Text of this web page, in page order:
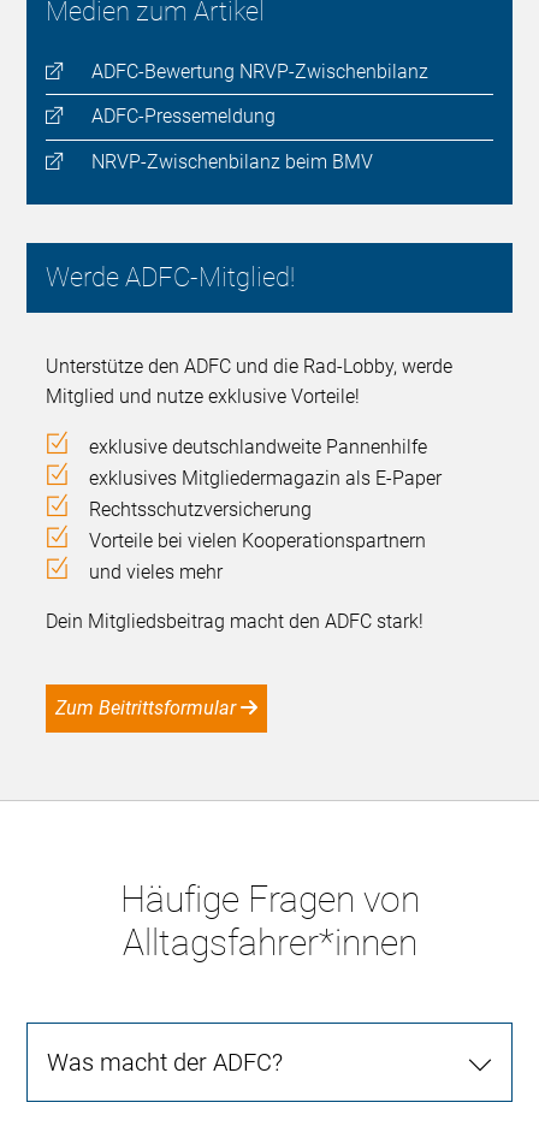
Medien zum Artikel
ADFC-Bewertung NRVP-Zwischenbilanz
ADFC-Pressemeldung
NRVP-Zwischenbilanz beim BMV
Werde ADFC-Mitglied!
Unterstütze den ADFC und die Rad-Lobby, werde
Mitglied und nutze exklusive Vorteile!
exklusive deutschlandweite Pannenhilfe
exklusives Mitgliedermagazin als E-Paper
Rechtsschutzversicherung
Vorteile bei vielen Kooperationspartnern
und vieles mehr
Dein Mitgliedsbeitrag macht den ADFC stark!
Zum Beitrittsformular
Häufige Fragen von
Alltagsfahrer*innen
Was macht der ADFC?